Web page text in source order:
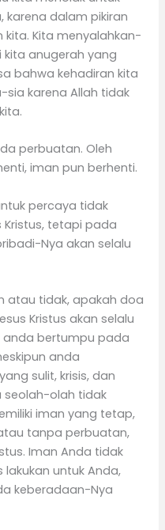
karena dalam pikiran
kita. Kita menyalahkan-
kita anugerah yang
bahwa kehadiran kita
sia karena Allah tidak
perbuatan. Oleh
iman pun berhenti.
percaya tidak
tetapi pada
Nya akan selalu
atau tidak, apakah doa
Kristus akan selalu
anda bertumpu pada
anda
sulit, krisis, dan
seolah-olah tidak
iman yang tetap,
tanpa perbuatan,
Iman Anda tidak
untuk Anda,
keberadaan-Nya